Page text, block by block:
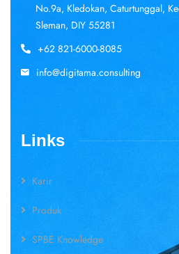
No.9a, Kledokan, Caturtunggal,
Sleman, DIY 55281
+62 821-6000-8085
info@digitama.consulting
Links
Karir
Produk
SPBE Knowledge